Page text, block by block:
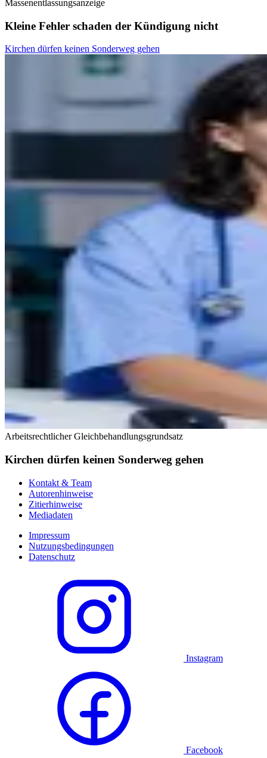
Massenentlassungsanzeige
Kleine Fehler schaden der Kündigung nicht
Kirchen dürfen keinen Sonderweg gehen
Arbeitsrechtlicher Gleichbehandlungsgrundsatz
Kirchen dürfen keinen Sonderweg gehen
Kontakt & Team
Autorenhinweise
Zitierhinweise
Mediadaten
Impressum
Nutzungsbedingungen
Datenschutz
Instagram
Facebook